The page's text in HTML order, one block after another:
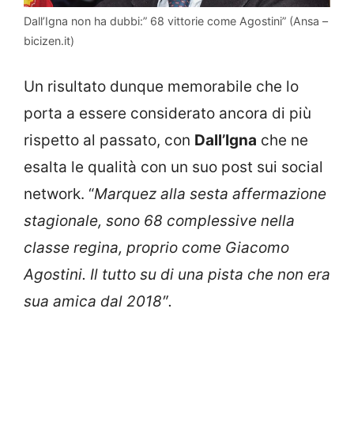
Dall’Igna non ha dubbi:” 68 vittorie come Agostini” (Ansa –
bicizen.it)
Un risultato dunque memorabile che lo
porta a essere considerato ancora di più
rispetto al passato, con Dall’Igna che ne
esalta le qualità con un suo post sui social
network. “Marquez alla sesta affermazione
stagionale, sono 68 complessive nella
classe regina, proprio come Giacomo
Agostini. Il tutto su di una pista che non era
sua amica dal 2018″.